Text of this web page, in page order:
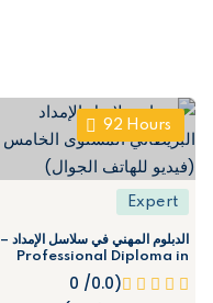
92 Hours
Expert
الدبلوم المهني في سلاسل الإمداد –
Professional Diploma in
Supply chain (Level 5)
(0.0/ 0